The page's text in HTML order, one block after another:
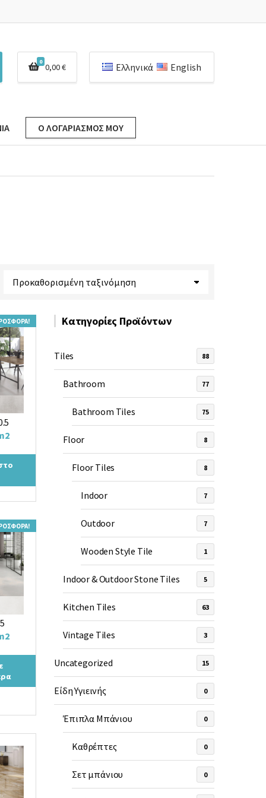
0
0,00€ Ελληνικά English
Ο ΛΟΓΑΡΙΑΣΜΌΣ ΜΟΥ
Κατηγορίες Προϊόντων
Tiles 88
Bathroom 77
Bathroom Tiles 75
Floor 8
Floor Tiles 8
Indoor 7
Outdoor 7
Wooden Style Tile 1
Indoor & Outdoor Stone Tiles 5
Kitchen Tiles 63
Vintage Tiles 3
Uncategorized 15
Είδη Υγιεινής 0
Έπιπλα Μπάνιου 0
Καθρέπτες 0
Σετ μπάνιου 0